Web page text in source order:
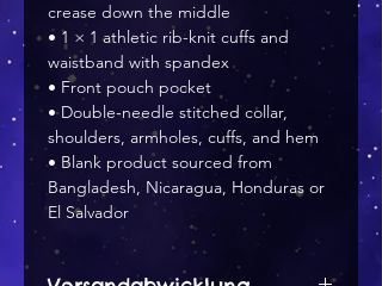
crease down the middle
• 1 × 1 athletic rib-knit cuffs and
waistband with spandex
• Front pouch pocket
• Double-needle stitched collar,
shoulders, armholes, cuffs, and hem
• Blank product sourced from
Bangladesh, Nicaragua, Honduras or
El Salvador